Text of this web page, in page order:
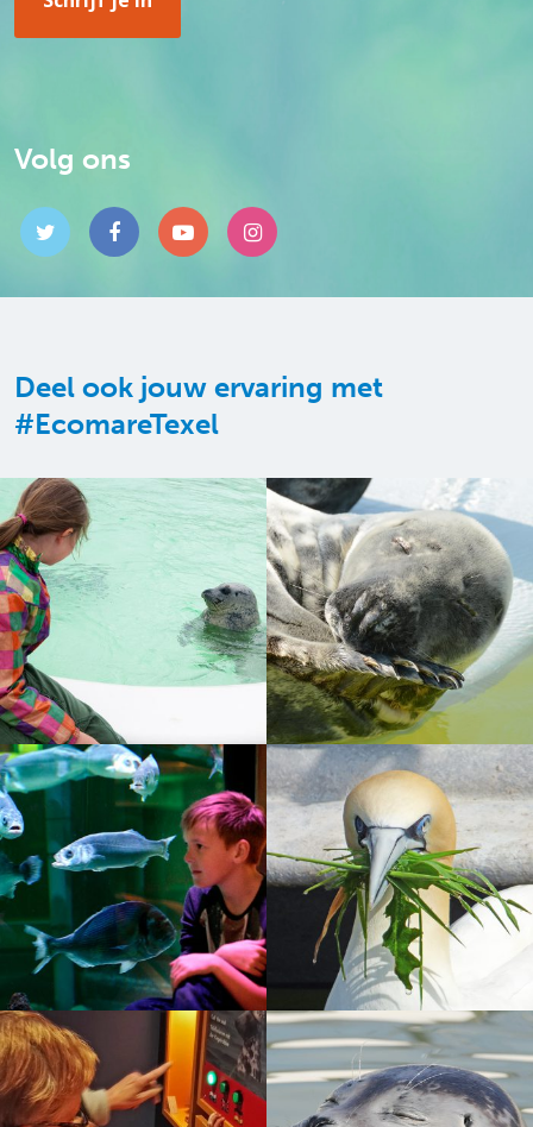
Volg ons
Deel ook jouw ervaring met
#EcomareTexel